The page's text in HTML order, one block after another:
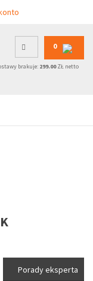
0
brakuje: 299.00ZŁ netto
Porady eksperta